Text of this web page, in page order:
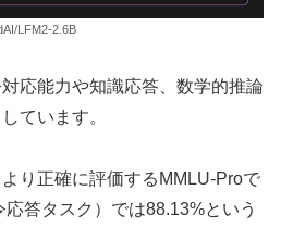
LFM2-2.6B
応能力や知識応答、数学的推論
ています。
り正確に評価するMMLU-Proで
答タスク）では88.13%という